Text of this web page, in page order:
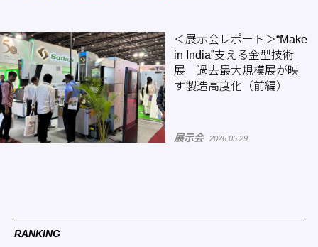
＜展示会レポート＞“Make
in India”支える金型技術
展 過去最大規模展が映
す製造高度化（前編）
展示会 2026.05.29
RANKING